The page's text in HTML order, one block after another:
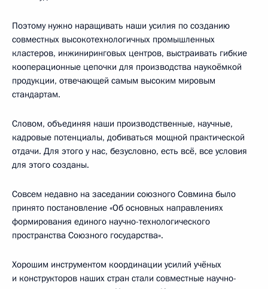
Поэтому нужно наращивать наши усилия по созданию
совместных высокотехнологичных промышленных
кластеров, инжиниринговых центров, выстраивать гибкие
кооперационные цепочки для производства наукоёмкой
продукции, отвечающей самым высоким мировым
стандартам.
Словом, объединяя наши производственные, научные,
кадровые потенциалы, добиваться мощной практической
отдачи. Для этого у нас, безусловно, есть всё, все условия
для этого созданы.
Совсем недавно на заседании союзного Совмина было
принято постановление «Об основных направлениях
формирования единого научно-технологического
пространства Союзного государства».
Хорошим инструментом координации усилий учёных
и конструкторов наших стран стали совместные научно-